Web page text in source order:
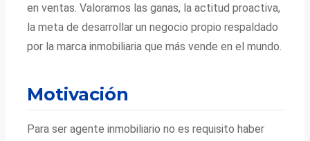
en ventas. Valoramos las ganas, la actitud proactiva,
la meta de desarrollar un negocio propio respaldado
por la marca inmobiliaria que más vende en el mundo.
Motivación
Para ser agente inmobiliario no es requisito haber